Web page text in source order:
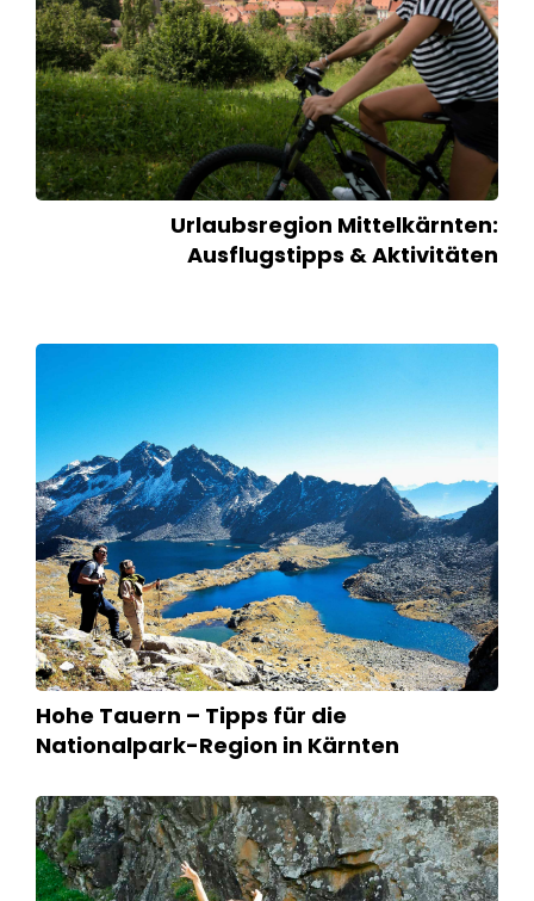
Urlaubsregion Mittelkärnten:
Ausflugstipps & Aktivitäten
Hohe Tauern – Tipps für die
Nationalpark-Region in Kärnten